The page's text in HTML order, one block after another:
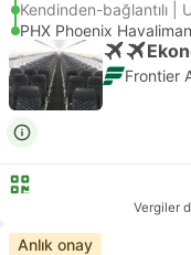
Kendinden-bağlantılı |
PHX Phoenix
Frontier
Vergiler
Anlık onay